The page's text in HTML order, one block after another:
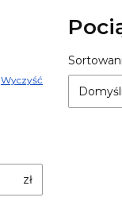
Wyczyść
zł
Lista